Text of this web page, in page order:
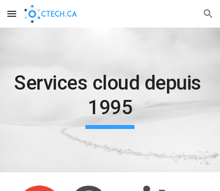
Skip to main content Skip to navigation
Services cloud depuis
1995